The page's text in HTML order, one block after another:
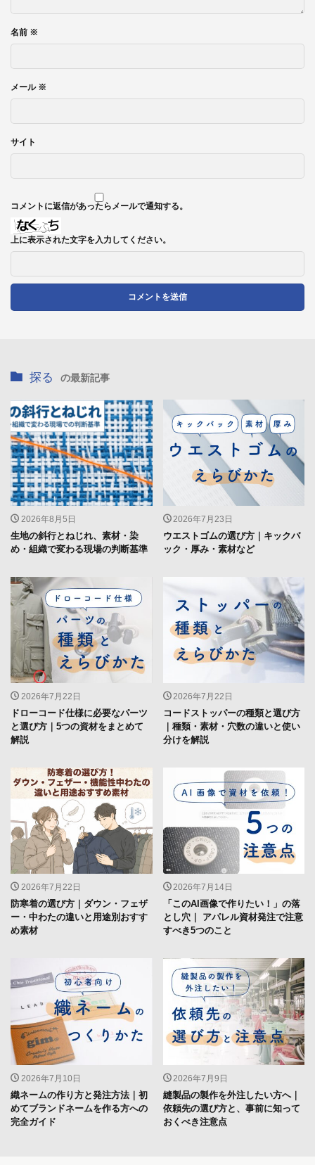
名前 ※
メール ※
サイト
コメントに返信があったらメールで通知する。
上に表示された文字を入力してください。
探る の最新記事
2026年8月5日
生地の斜行とねじれ、素材・染
め・組織で変わる現場の判断基準
2026年7月23日
ウエストゴムの選び方｜キックバ
ック・厚み・素材など
2026年7月22日
ドローコード仕様に必要なパーツ
と選び方｜5つの資材をまとめて
解説
2026年7月22日
コードストッパーの種類と選び方
｜種類・素材・穴数の違いと使い
分けを解説
2026年7月22日
防寒着の選び方｜ダウン・フェザ
ー・中わたの違いと用途別おすす
め素材
2026年7月14日
「このAI画像で作りたい！」の落
とし穴｜ アパレル資材発注で注意
すべき5つのこと
2026年7月10日
織ネームの作り方と発注方法｜初
めてブランドネームを作る方への
完全ガイド
2026年7月9日
縫製品の製作を外注したい方へ｜
依頼先の選び方と、事前に知って
おくべき注意点